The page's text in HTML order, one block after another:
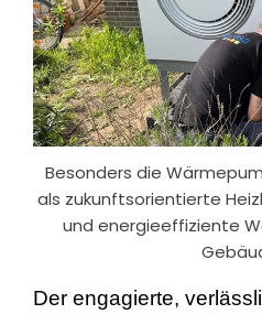
Besonders die
als zukunftsorientierte
und energieeffiziente
Der engagierte,